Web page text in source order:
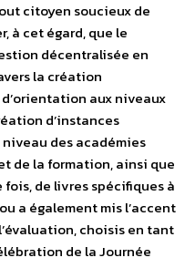
citoyen soucieux de
à cet égard, que le
décentralisée en
la création
aux niveaux
d’instances
des académies
de la formation, ainsi que
de livres spécifiques à
a également mis l’accent
choisis en tant
de la Journée